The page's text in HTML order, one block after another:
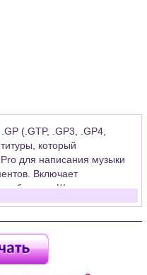
(.GTP, .GP3, .GP4,
который
для написания музыки
Включает
банджо. Широко
которые затем
необходимо
программу Guitar
Скачать её можно с